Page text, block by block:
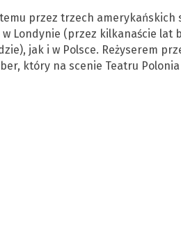
przez trzech amerykańskich
Londynie (przez kilkanaście lat
jak i w Polsce. Reżyserem
który na scenie Teatru